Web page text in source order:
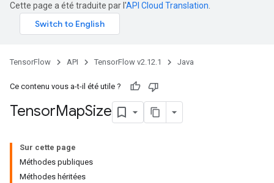
Cette page a été traduite par l'API Cloud Translation
TensorFlow API TensorFlow v2.12.1 Java
Ce contenu vous a-t-il été utile ?
TensorMapSize
Sur cette page
Méthodes publiques
Méthodes héritées